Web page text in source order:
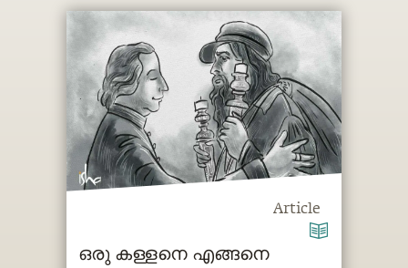
Article
ഒരു കള്ളനെ എങ്ങനെ